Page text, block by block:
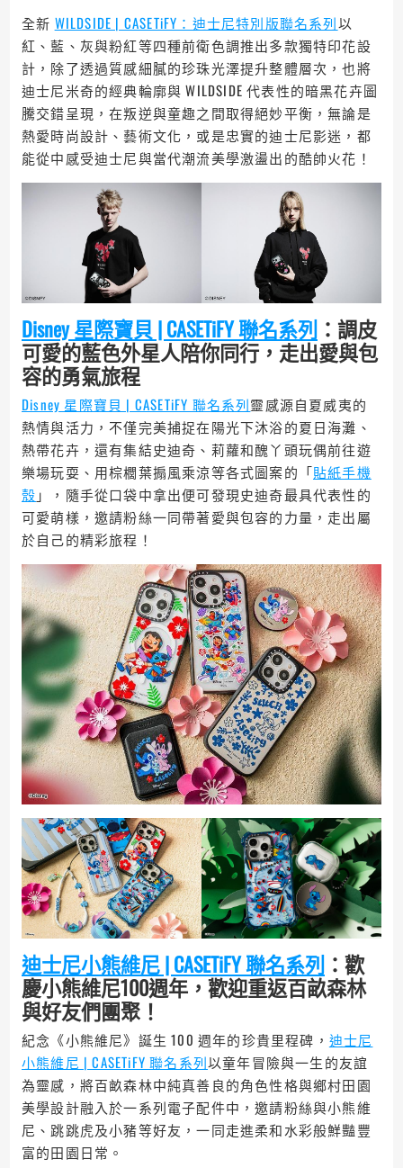
全新 WILDSIDE | CASETiFY：迪士尼特別版聯名系列以
紅、藍、灰與粉紅等四種前衛色調推出多款獨特印花設
計，除了透過質感細膩的珍珠光澤提升整體層次，也將
迪士尼米奇的經典輪廓與 WILDSIDE 代表性的暗黑花卉圖
騰交錯呈現，在叛逆與童趣之間取得絕妙平衡，無論是
熱愛時尚設計、藝術文化，或是忠實的迪士尼影迷，都
能從中感受迪士尼與當代潮流美學激盪出的酷帥火花！
Disney 星際寶貝 | CASETiFY 聯名系列 ：調皮
可愛的藍色外星人陪你同行，走出愛與包
容的勇氣旅程
Disney 星際寶貝 | CASETiFY 聯名系列靈感源自夏威夷的
熱情與活力，不僅完美捕捉在陽光下沐浴的夏日海灘、
熱帶花卉，還有集結史迪奇、莉蘿和醜丫頭玩偶前往遊
樂場玩耍、用棕櫚葉搧風乘涼等各式圖案的「貼紙手機
殼 」，隨手從口袋中拿出便可發現史迪奇最具代表性的
可愛萌樣，邀請粉絲一同帶著愛與包容的力量，走出屬
於自己的精彩旅程！
迪士尼小熊維尼 | CASETiFY 聯名系列 ：歡
慶小熊維尼100週年，歡迎重返百畝森林
與好友們團聚！
紀念《小熊維尼》誕生 100 週年的珍貴里程碑， 迪士尼
小熊維尼 | CASETiFY 聯名系列以童年冒險與一生的友誼
為靈感，將百畝森林中純真善良的角色性格與鄉村田園
美學設計融入於一系列電子配件中，邀請粉絲與小熊維
尼、跳跳虎及小豬等好友，一同走進柔和水彩般鮮豔豐
富的田園日常。